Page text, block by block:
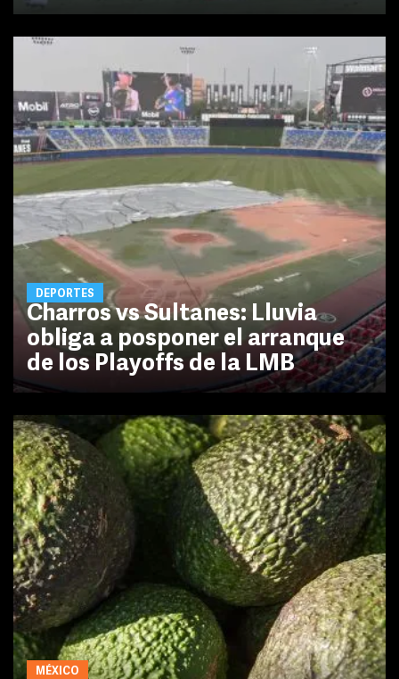
DEPORTES
Charros vs Sultanes: Lluvia
obliga a posponer el arranque
de los Playoffs de la LMB
MÉXICO